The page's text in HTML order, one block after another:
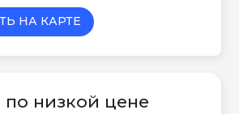
НА КАРТЕ
по низкой цене